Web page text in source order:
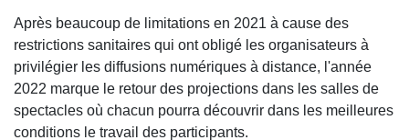
Après beaucoup de limitations en 2021 à cause des
restrictions sanitaires qui ont obligé les organisateurs à
privilégier les diffusions numériques à distance, l'année
2022 marque le retour des projections dans les salles de
spectacles où chacun pourra découvrir dans les meilleures
conditions le travail des participants.